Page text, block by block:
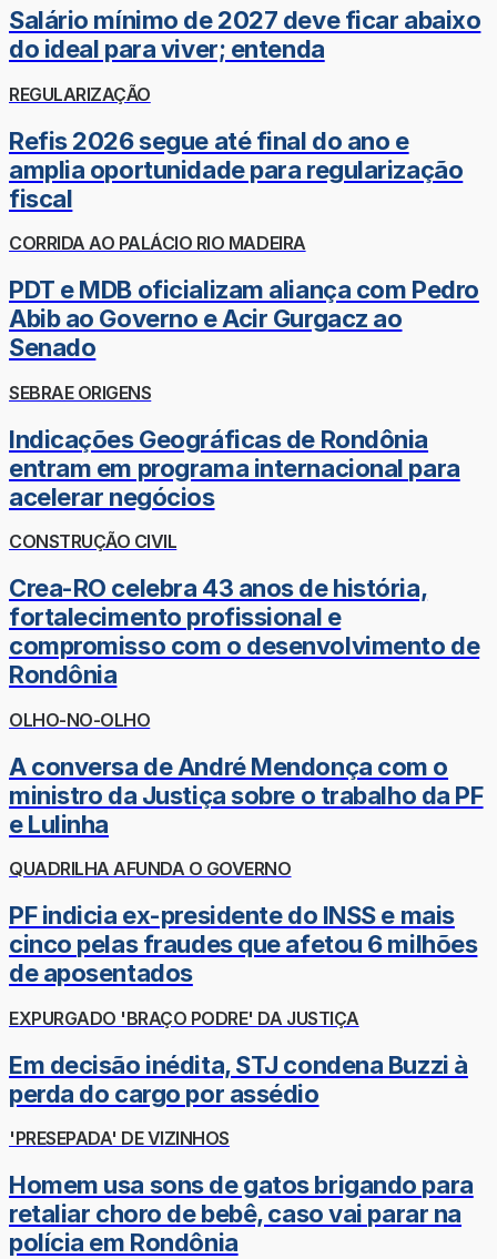
Salário mínimo de 2027 deve ficar abaixo
do ideal para viver; entenda
REGULARIZAÇÃO
Refis 2026 segue até final do ano e
amplia oportunidade para regularização
fiscal
CORRIDA AO PALÁCIO RIO MADEIRA
PDT e MDB oficializam aliança com Pedro
Abib ao Governo e Acir Gurgacz ao
Senado
SEBRAE ORIGENS
Indicações Geográficas de Rondônia
entram em programa internacional para
acelerar negócios
CONSTRUÇÃO CIVIL
Crea-RO celebra 43 anos de história,
fortalecimento profissional e
compromisso com o desenvolvimento de
Rondônia
OLHO-NO-OLHO
A conversa de André Mendonça com o
ministro da Justiça sobre o trabalho da PF
e Lulinha
QUADRILHA AFUNDA O GOVERNO
PF indicia ex-presidente do INSS e mais
cinco pelas fraudes que afetou 6 milhões
de aposentados
EXPURGADO 'BRAÇO PODRE' DA JUSTIÇA
Em decisão inédita, STJ condena Buzzi à
perda do cargo por assédio
'PRESEPADA' DE VIZINHOS
Homem usa sons de gatos brigando para
retaliar choro de bebê, caso vai parar na
polícia em Rondônia